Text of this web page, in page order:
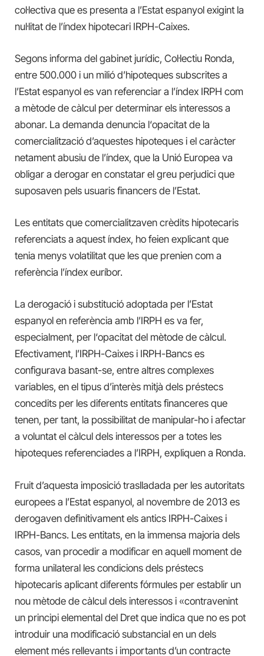
col·lectiva que es presenta a l’Estat espanyol exigint la
nul·litat de l’índex hipotecari IRPH-Caixes.
Segons informa del gabinet jurídic, Col·lectiu Ronda,
entre 500.000 i un milió d’hipoteques subscrites a
l’Estat espanyol es van referenciar a l’índex IRPH com
a mètode de càlcul per determinar els interessos a
abonar. La demanda denuncia l‘opacitat de la
comercialització d’aquestes hipoteques i el caràcter
netament abusiu de l’índex, que la Unió Europea va
obligar a derogar en constatar el greu perjudici que
suposaven pels usuaris financers de l’Estat.
Les entitats que comercialitzaven crèdits hipotecaris
referenciats a aquest índex, ho feien explicant que
tenia menys volatilitat que les que prenien com a
referència l’índex euríbor.
La derogació i substitució adoptada per l’Estat
espanyol en referència amb l’IRPH es va fer,
especialment, per l‘opacitat del mètode de càlcul.
Efectivament, l’IRPH-Caixes i IRPH-Bancs es
configurava basant-se, entre altres complexes
variables, en el tipus d’interès mitjà dels préstecs
concedits per les diferents entitats financeres que
tenen, per tant, la possibilitat de manipular-ho i afectar
a voluntat el càlcul dels interessos per a totes les
hipoteques referenciades a l’IRPH, expliquen a Ronda.
Fruit d’aquesta imposició traslladada per les autoritats
europees a l’Estat espanyol, al novembre de 2013 es
derogaven definitivament els antics IRPH-Caixes i
IRPH-Bancs. Les entitats, en la immensa majoria dels
casos, van procedir a modificar en aquell moment de
forma unilateral les condicions dels préstecs
hipotecaris aplicant diferents fórmules per establir un
nou mètode de càlcul dels interessos i «contravenint
un principi elemental del Dret que indica que no es pot
introduir una modificació substancial en un dels
element més rellevants i importants d’un contracte